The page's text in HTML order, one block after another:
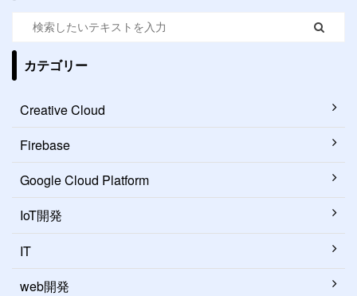
カテゴリー
Creative Cloud
Firebase
Google Cloud Platform
IoT開発
IT
web開発